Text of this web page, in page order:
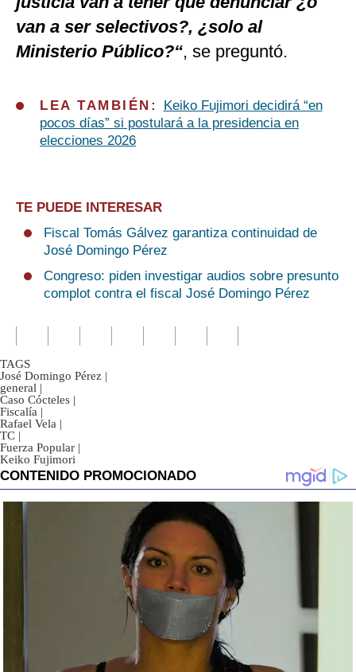
van a ser selectivos?, ¿solo al
Ministerio Público?“, se preguntó.
LEA TAMBIÉN:
Keiko Fujimori decidirá “en
pocos días” si postulará a la presidencia en
elecciones 2026
TE PUEDE INTERESAR
Fiscal Tomás Gálvez garantiza continuidad de
José Domingo Pérez
Congreso: piden investigar audios sobre presunto
complot contra el fiscal José Domingo Pérez
TAGS
José Domingo Pérez |
general |
Caso Cócteles |
Fiscalía |
Rafael Vela |
TC |
Fuerza Popular |
Keiko Fujimori